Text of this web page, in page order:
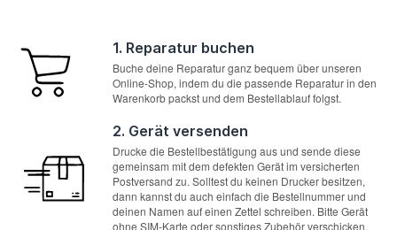
1. Reparatur buchen
Buche deine Reparatur ganz bequem über unseren
Online-Shop, indem du die passende Reparatur in den
Warenkorb packst und dem Bestellablauf folgst.
2. Gerät versenden
Drucke die Bestellbestätigung aus und sende diese
gemeinsam mit dem defekten Gerät im versicherten
Postversand zu. Solltest du keinen Drucker besitzen,
dann kannst du auch einfach die Bestellnummer und
deinen Namen auf einen Zettel schreiben. Bitte Gerät
ohne SIM-Karte oder sonstiges Zubehör verschicken.